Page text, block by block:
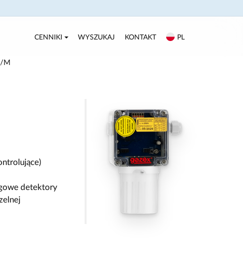
CENNIKI WYSZUKAJ KONTAKT PL
M
detektory